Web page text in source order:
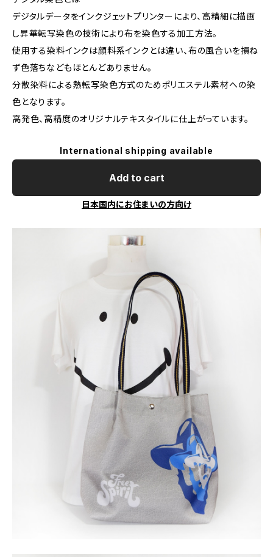
デジタルデータをインクジェットプリンターにより、高精細に描画
し昇華転写染色の技術により布を染色する加工方法。
使用する染料インクは顔料系インクとは違い、布の風合いを損ね
ず色落ちなどもほとんどありません。
分散染料による熱転写染色方式のためポリエステル素材への染
色となります。
高発色、高精度のオリジナルテキスタイルに仕上がっています。
International shipping available
Add to cart
日本国内にお住まいの方向け